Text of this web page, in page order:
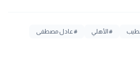
#الأهلي
#عادل مصطفى